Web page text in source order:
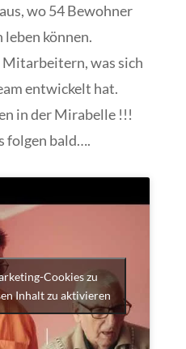
wo 54 Bewohner
können.
was sich
entwickelt hat.
in der Mirabelle !!!
folgen bald….
Cookies zu
Inhalt zu aktivieren